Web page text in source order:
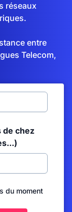
réseaux
entre
Telecom,
de chez
du moment